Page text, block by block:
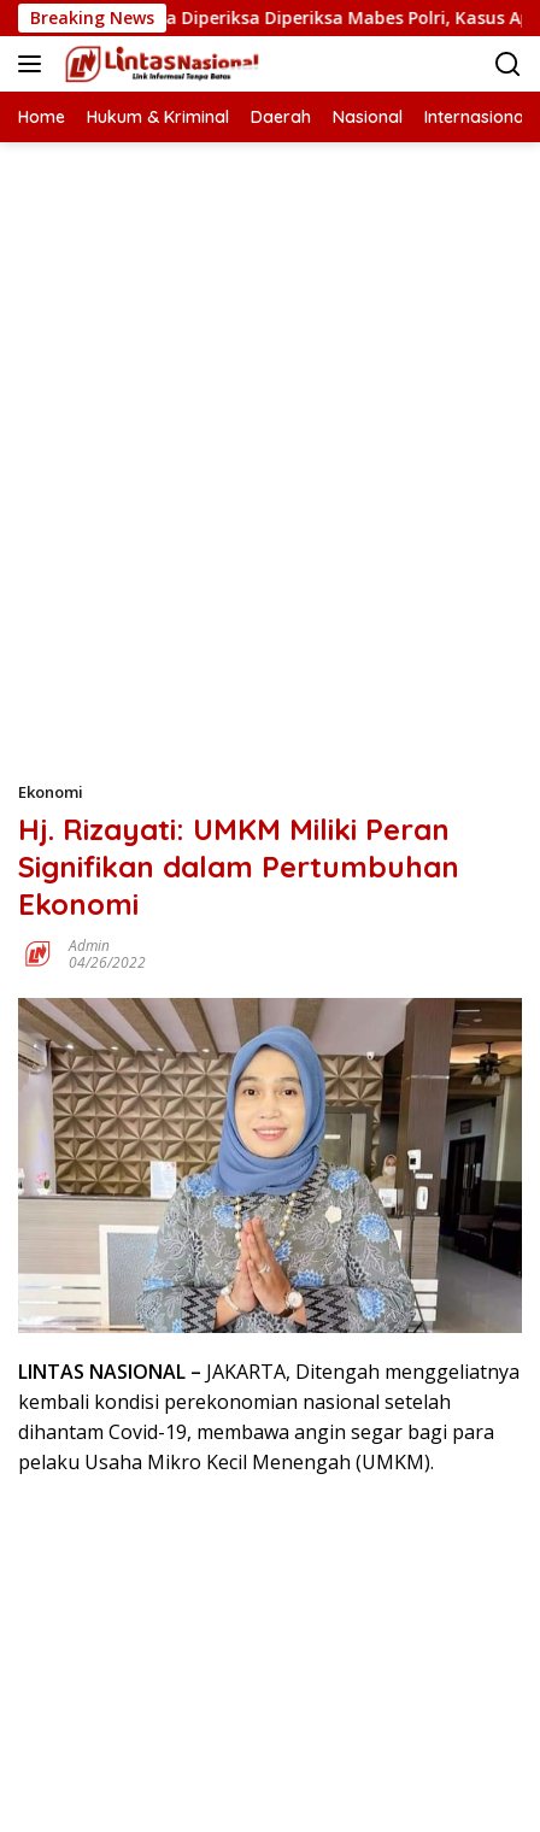
Langsung
ke
konten
Breaking News
Narkoba Diperiksa Diperiksa Mabes Polri, Kasus Apa?
Home Hukum & Kriminal Daerah Nasional Internasional
Ekonomi
Hj. Rizayati: UMKM Miliki Peran
Signifikan dalam Pertumbuhan
Ekonomi
Admin
04/26/2022
LINTAS NASIONAL – JAKARTA, Ditengah menggeliatnya
kembali kondisi perekonomian nasional setelah
dihantam Covid-19, membawa angin segar bagi para
pelaku Usaha Mikro Kecil Menengah (UMKM).